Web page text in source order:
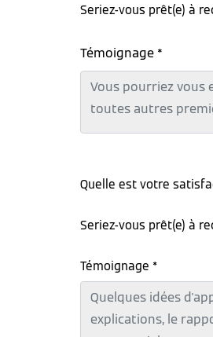
Seriez-vous prêt(e) à
Témoignage *
Quelle est votre
Seriez-vous prêt(e) à
Témoignage *